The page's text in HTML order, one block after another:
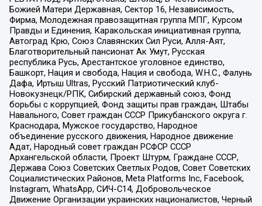
Божией Матери Державная, Сектор 16, Независимость,
Фирма, Молодежная правозащитная группа МПГ, Курсом
Правды и Единения, Каракольская инициативная группа,
Автоград Крю, Союз Славянских Сил Руси, Алля-Аят,
Благотворительный пансионат Ак Умут, Русская
республика Русь, Арестантское уголовное единство,
Башкорт, Нация и свобода, Нация и свобода, W.H.С., Фалунь
Дафа, Иртыш Ultras, Русский Патриотический клуб-
Новокузнецк/РПК, Сибирский державный союз, Фонд
борьбы с коррупцией, Фонд защиты прав граждан, Штабы
Навального, Совет граждан СССР Прикубанского округа г.
Краснодара, Мужское государство, Народное
объединение русского движения, Народное движение
Адат, Народный совет граждан РСФСР СССР
Архангельской области, Проект Штурм, Граждане СССР,
Держава Союз Советских Светлых Родов, Совет Советских
Социалистических Районов, Meta Platforms Inc, Facebook,
Instagram, WhatsApp, СИЧ-С14, Добровольческое
Движение Организации украинских националистов, Черный